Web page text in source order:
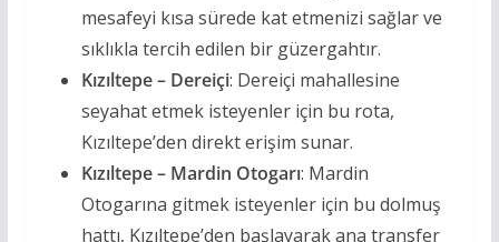
mesafeyi kısa sürede kat etmenizi sağlar ve
sıklıkla tercih edilen bir güzergahtır.
Kızıltepe – Dereiçi: Dereiçi mahallesine
seyahat etmek isteyenler için bu rota,
Kızıltepe’den direkt erişim sunar.
Kızıltepe – Mardin Otogarı: Mardin
Otogarına gitmek isteyenler için bu dolmuş
hattı, Kızıltepe’den başlayarak ana transfer